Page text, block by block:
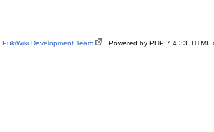
PukiWiki Development Team . Powered by PHP 7.4.33. HTML